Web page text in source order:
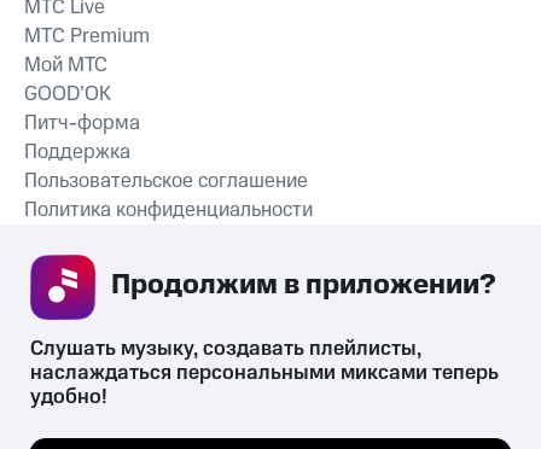
СКАЧАТЬ ПРИЛОЖЕНИЕ
MTС Live
MTС Premium
Мой МТС
GOOD’OK
Питч-форма
Поддержка
Пользовательское соглашение
Политика конфиденциальности
психотропных веществ, их аналогов причиняет вред здоровью,
Слушать музыку, создавать плейлисты,
наслаждаться персональными миксами теперь
удобно!